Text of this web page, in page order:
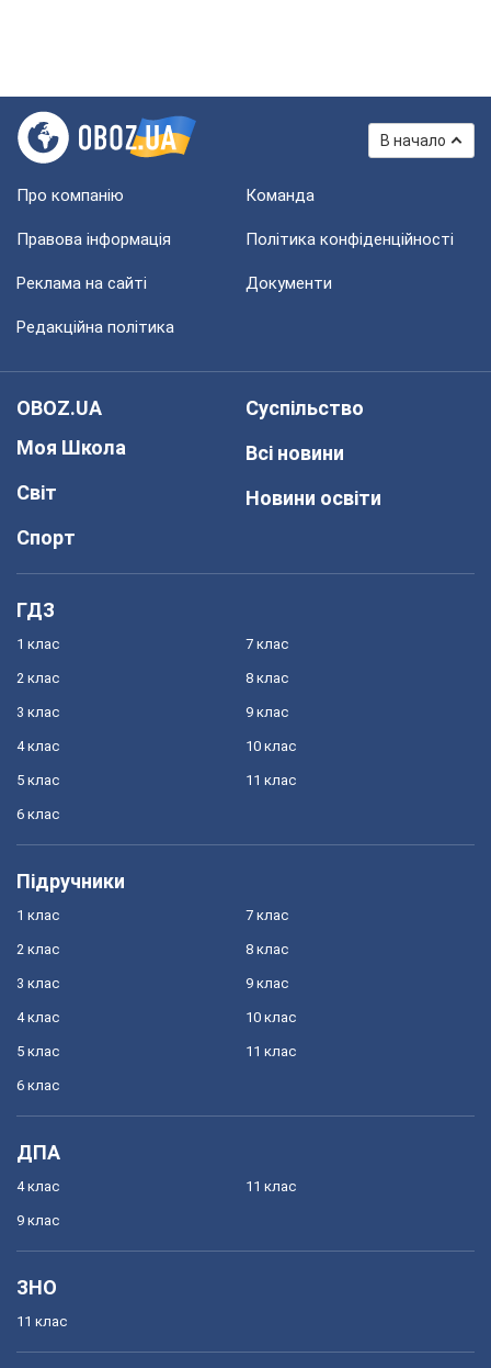
В начало
Про компанію Команда
Правова інформація Політика конфіденційності
Реклама на сайті Документи
Редакційна політика
OBOZ.UA
Моя Школа
Світ
Спорт
Суспільство
Всі новини
Новини освіти
ГДЗ
1 клас
2 клас
3 клас
4 клас
5 клас
6 клас
7 клас
8 клас
9 клас
10 клас
11 клас
Підручники
1 клас
2 клас
3 клас
4 клас
5 клас
6 клас
7 клас
8 клас
9 клас
10 клас
11 клас
ДПА
4 клас
9 клас
11 клас
ЗНО
11 клас